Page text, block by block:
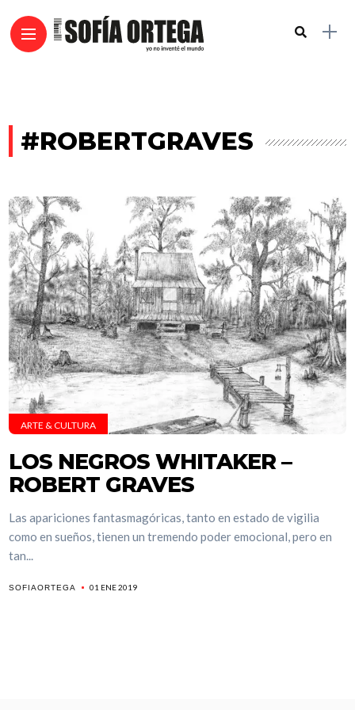
#ROBERTGRAVES
ARTE & CULTURA
LOS NEGROS WHITAKER –
ROBERT GRAVES
Las apariciones fantasmagóricas, tanto en estado de vigilia
como en sueños, tienen un tremendo poder emocional, pero en
tan...
SOFIAORTEGA 01 ENE 2019